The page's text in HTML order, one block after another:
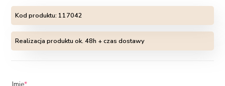
4.00
na 5
na
podstaw
ieoceny
klienta
Kod produktu: 117042
Realizacja produktu ok. 48h + czas dostawy
(required)